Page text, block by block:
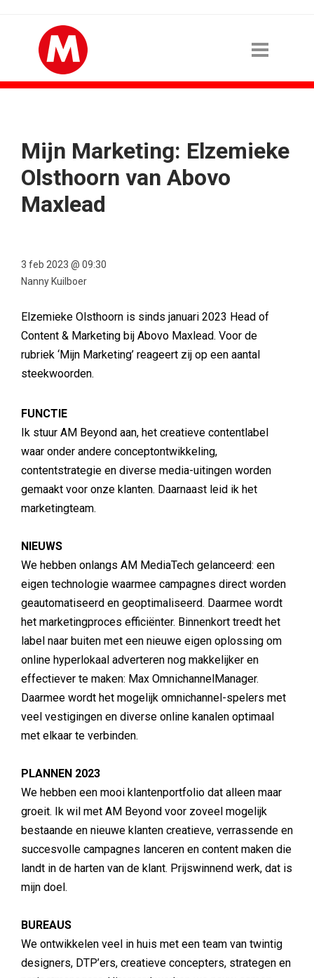
Mijn Marketing: Elzemieke
Olsthoorn van Abovo
Maxlead
3 feb 2023 @ 09:30
Nanny Kuilboer
Elzemieke Olsthoorn is sinds januari 2023 Head of
Content & Marketing bij Abovo Maxlead. Voor de
rubriek ‘Mijn Marketing’ reageert zij op een aantal
steekwoorden.
FUNCTIE
Ik stuur AM Beyond aan, het creatieve contentlabel
waar onder andere conceptontwikkeling,
contentstrategie en diverse media-uitingen worden
gemaakt voor onze klanten. Daarnaast leid ik het
marketingteam.
NIEUWS
We hebben onlangs AM MediaTech gelanceerd: een
eigen technologie waarmee campagnes direct worden
geautomatiseerd en geoptimaliseerd. Daarmee wordt
het marketingproces efficiënter. Binnenkort treedt het
label naar buiten met een nieuwe eigen oplossing om
online hyperlokaal adverteren nog makkelijker en
effectiever te maken: Max OmnichannelManager.
Daarmee wordt het mogelijk omnichannel-spelers met
veel vestigingen en diverse online kanalen optimaal
met elkaar te verbinden.
PLANNEN 2023
We hebben een mooi klantenportfolio dat alleen maar
groeit. Ik wil met AM Beyond voor zoveel mogelijk
bestaande en nieuwe klanten creatieve, verrassende en
succesvolle campagnes lanceren en content maken die
landt in de harten van de klant. Prijswinnend werk, dat is
mijn doel.
BUREAUS
We ontwikkelen veel in huis met een team van twintig
designers, DTP’ers, creatieve concepters, strategen en